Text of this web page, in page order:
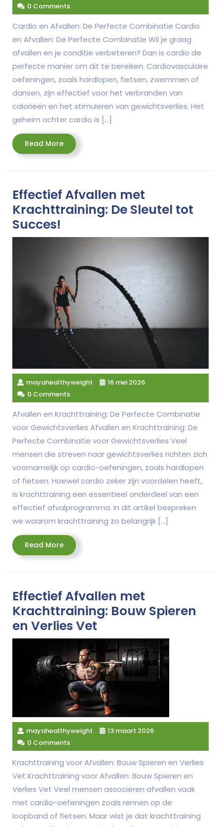
0 Comments
Cardio en Afvallen: De Perfecte Combinatie Cardio
en Afvallen: De Perfecte Combinatie Wil je graag
afvallen en je conditie verbeteren? Dan is cardio de
perfecte manier om dit te bereiken. Cardiovasculaire
oefeningen, zoals hardlopen, fietsen, zwemmen of
dansen, zijn effectief voor het verbranden van
calorieën en het stimuleren van gewichtsverlies. Het
geheim achter cardio is […]
Read MoreRead
More
Effectief Afvallen met
Krachttraining: De Sleutel tot
Succes!
mayahealthyweight
16 mei 2026
0 Comments
Afvallen en Krachttraining: De Perfecte Combinatie
voor Gewichtsverlies Afvallen en Krachttraining: De
Perfecte Combinatie voor Gewichtsverlies Veel
mensen die streven naar gewichtsverlies richten zich
voornamelijk op cardio-oefeningen, zoals hardlopen
of fietsen. Hoewel cardio zeker zijn voordelen heeft,
is krachttraining een essentieel onderdeel van een
effectief afvalprogramma. In dit artikel bespreken
we waarom krachttraining zo belangrijk […]
Read MoreRead
More
Effectief Afvallen met
Krachttraining: Bouw Spieren
en Verlies Vet
mayahealthyweight
13 maart 2026
0 Comments
Krachttraining voor Afvallen: Bouw Spieren en Verlies
Vet Krachttraining voor Afvallen: Bouw Spieren en
Verlies Vet Veel mensen associëren afvallen vaak
met cardio-oefeningen zoals rennen op de
loopband of fietsen. Maar wist je dat krachttraining